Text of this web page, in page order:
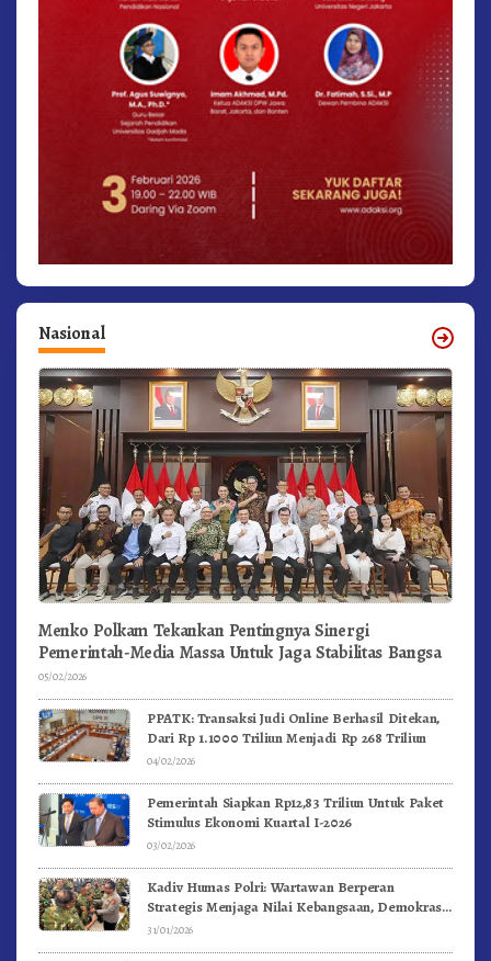
Nasional
Menko Polkam Tekankan Pentingnya Sinergi
Pemerintah-Media Massa Untuk Jaga Stabilitas Bangsa
05/02/2026
PPATK: Transaksi Judi Online Berhasil Ditekan,
Dari Rp 1.1000 Triliun Menjadi Rp 268 Triliun
04/02/2026
Pemerintah Siapkan Rp12,83 Triliun Untuk Paket
Stimulus Ekonomi Kuartal I-2026
03/02/2026
Kadiv Humas Polri: Wartawan Berperan
Strategis Menjaga Nilai Kebangsaan, Demokrasi,
dan NKRI
31/01/2026